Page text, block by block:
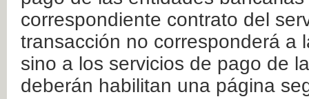
correspondiente contrato del
transacción no corresponderá a
sino a los servicios de pago de
deberán habilitan una página